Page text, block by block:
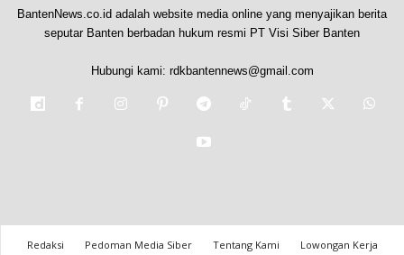
BantenNews.co.id adalah website media online yang menyajikan berita
seputar Banten berbadan hukum resmi PT Visi Siber Banten
Hubungi kami: rdkbantennews@gmail.com
Redaksi Pedoman Media Siber Tentang Kami
Lowongan Kerja